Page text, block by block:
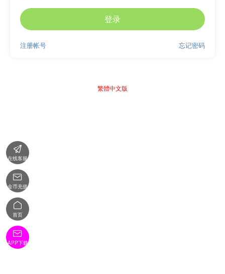
登录
忘记密码
注册帐号
繁體中文版

在线客服

金币充值

首页

APP下载